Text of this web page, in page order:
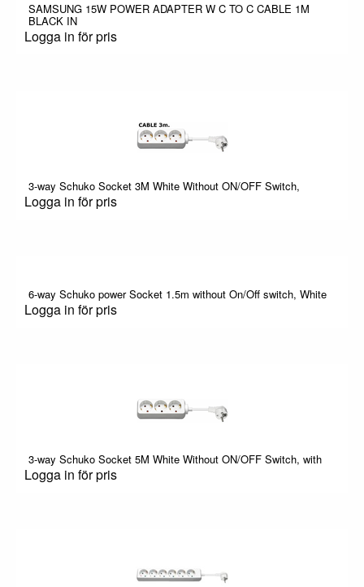
SAMSUNG 15W POWER ADAPTER W C TO C CABLE 1M
BLACK IN
Logga in för pris
3-way Schuko Socket 3M White Without ON/OFF Switch,
Logga in för pris
6-way Schuko power Socket 1.5m without On/Off switch, White
Logga in för pris
3-way Schuko Socket 5M White Without ON/OFF Switch, with
Logga in för pris